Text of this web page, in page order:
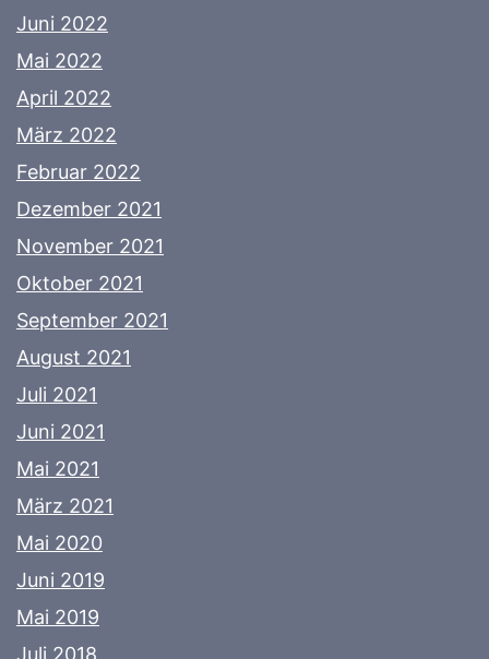
Juni 2022
Mai 2022
April 2022
März 2022
Februar 2022
Dezember 2021
November 2021
Oktober 2021
September 2021
August 2021
Juli 2021
Juni 2021
Mai 2021
März 2021
Mai 2020
Juni 2019
Mai 2019